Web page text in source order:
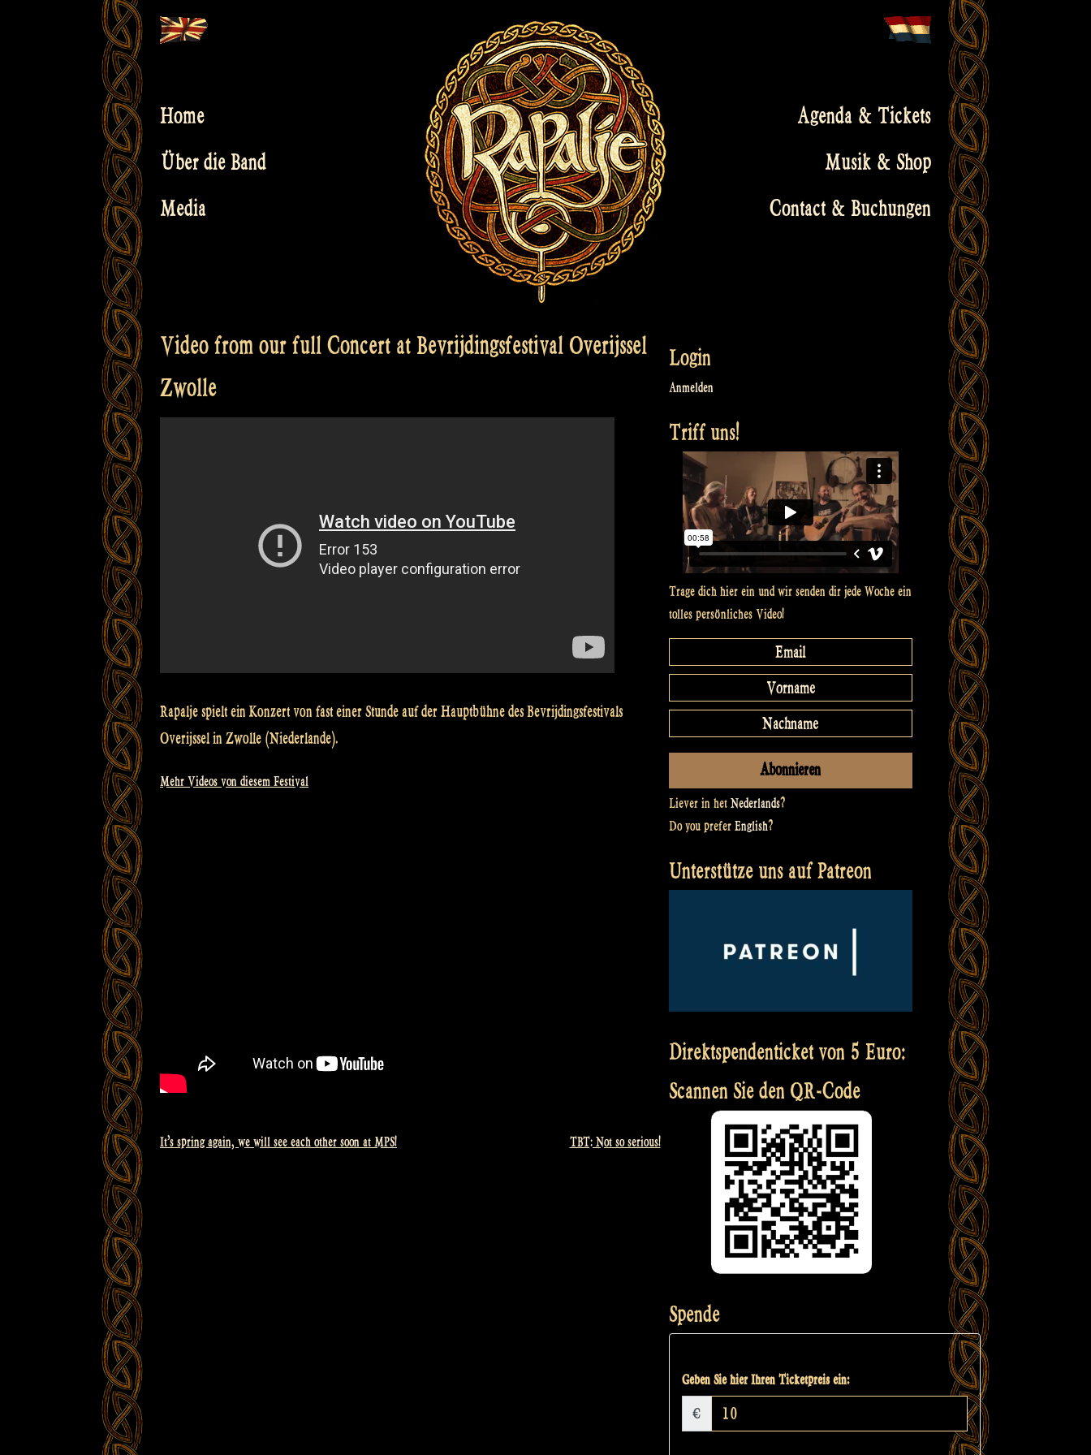
to
Home
Über die Band
Media
Agenda & Tickets
Musik & Shop
Contact & Buchungen
Video from our full Concert at Bevrijdingsfestival Overijssel
Zwolle
Rapalje spielt ein Konzert von fast einer Stunde auf der Hauptbühne des Bevrijdingsfestivals
Overijssel in Zwolle (Niederlande).
Mehr Videos von diesem Festival
Beitragsnavigation
It’s spring again, we will see each other soon at MPS! TBT: Not so serious!
Login
Anmelden
Triff uns!
Trage dich hier ein und wir senden dir jede Woche ein
tolles persönliches Video!
Liever in het Nederlands?
Do you prefer English?
Unterstütze uns auf Patreon
Direktspendenticket von 5 Euro:
Scannen Sie den QR-Code
Spende
Geben Sie hier Ihren Ticketpreis ein:
€